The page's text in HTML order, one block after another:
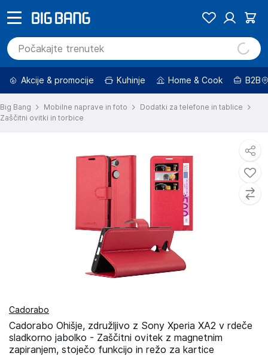
Akcije & promocije Kuhinje Home & Cook B2B
Big Bang Mobilne naprave in foto
Dodatki za telefone in tablice
Zaščitni ovitki in torbice
Cadorabo
Cadorabo Ohišje, združljivo z Sony Xperia XA2 v rdeče
sladkorno jabolko - Zaščitni ovitek z magnetnim
zapiranjem, stoječo funkcijo in režo za kartice